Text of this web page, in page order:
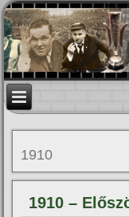
1910
1910 –